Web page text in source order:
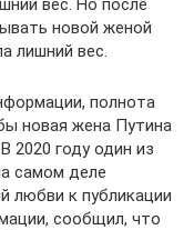
вес. Но после
новой женой
лишний вес.
полнота
новая жена Путина
2020 году один из
самом деле
любви к публикации
сообщил, что